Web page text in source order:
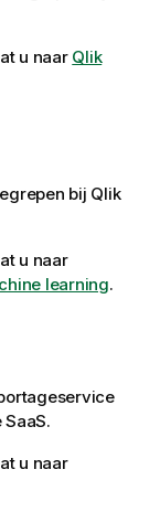
u naar Qlik
bij Qlik
u naar
learning.
SaaS.
u naar